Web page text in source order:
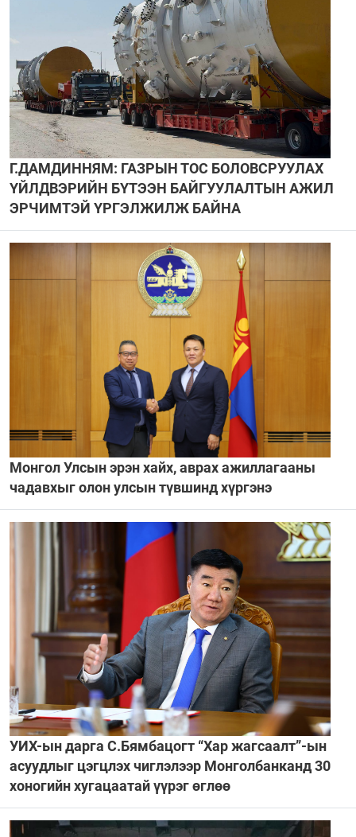
Г.ДАМДИННЯМ: ГАЗРЫН ТОС БОЛОВСРУУЛАХ
ҮЙЛДВЭРИЙН БҮТЭЭН БАЙГУУЛАЛТЫН АЖИЛ
ЭРЧИМТЭЙ ҮРГЭЛЖИЛЖ БАЙНА
Монгол Улсын эрэн хайх, аврах ажиллагааны
чадавхыг олон улсын түвшинд хүргэнэ
УИХ-ын дарга С.Бямбацогт “Хар жагсаалт”-ын
асуудлыг цэгцлэх чиглэлээр Монголбанканд 30
хоногийн хугацаатай үүрэг өглөө